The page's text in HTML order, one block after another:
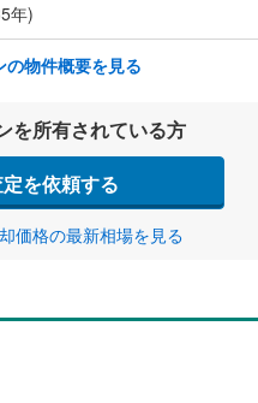
年)
の物件概要を見る
を所有されている方
を依頼する
価格の最新相場を見る